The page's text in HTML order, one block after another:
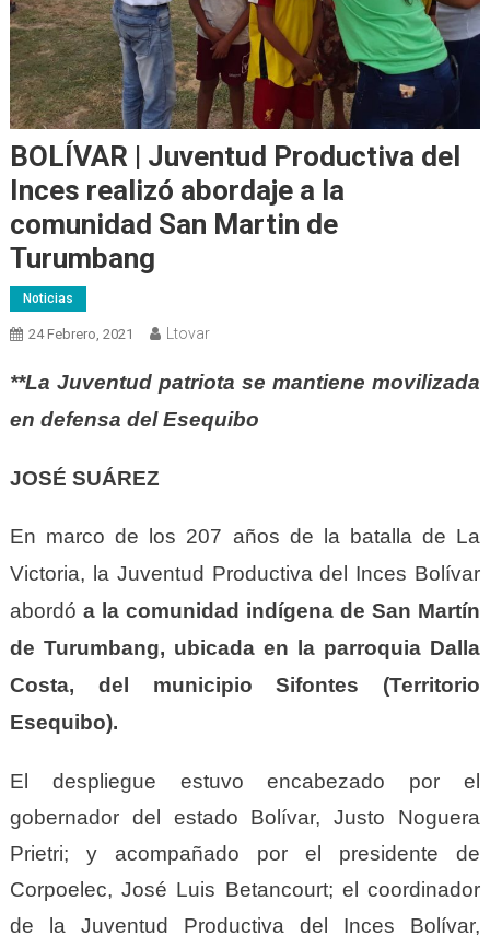
BOLÍVAR | Juventud Productiva del
Inces realizó abordaje a la
comunidad San Martin de
Turumbang
Noticias
24 Febrero, 2021 Ltovar
**La Juventud patriota se mantiene movilizada
en defensa del Esequibo
JOSÉ SUÁREZ
En marco de los 207 años de la batalla de La
Victoria, la Juventud Productiva del Inces Bolívar
abordó a la comunidad indígena de San Martín
de Turumbang, ubicadaen la parroquia Dalla
Costa, del municipio Sifontes (Territorio
Esequibo).
El despliegue estuvo encabezado por el
gobernador del estado Bolívar, Justo Noguera
Prietri; y acompañado por el presidente de
Corpoelec, José Luis Betancourt; el coordinador
de la Juventud Productiva del Inces Bolívar,